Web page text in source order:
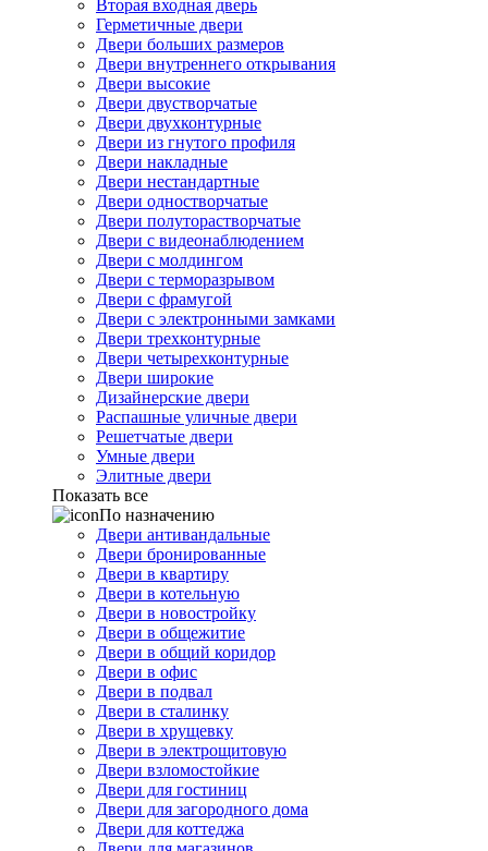
Вторая входная дверь
Герметичные двери
Двери больших размеров
Двери внутреннего открывания
Двери высокие
Двери двустворчатые
Двери двухконтурные
Двери из гнутого профиля
Двери накладные
Двери нестандартные
Двери одностворчатые
Двери полуторастворчатые
Двери с видеонаблюдением
Двери с молдингом
Двери с терморазрывом
Двери с фрамугой
Двери с электронными замками
Двери трехконтурные
Двери четырехконтурные
Двери широкие
Дизайнерские двери
Распашные уличные двери
Решетчатые двери
Умные двери
Элитные двери
Показать все
По назначению
Двери антивандальные
Двери бронированные
Двери в квартиру
Двери в котельную
Двери в новостройку
Двери в общежитие
Двери в общий коридор
Двери в офис
Двери в подвал
Двери в сталинку
Двери в хрущевку
Двери в электрощитовую
Двери взломостойкие
Двери для гостиниц
Двери для загородного дома
Двери для коттеджа